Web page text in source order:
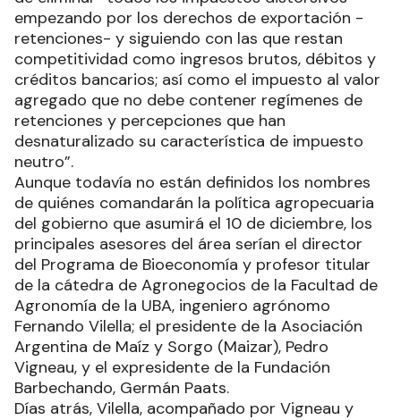
empezando por los derechos de exportación -
retenciones- y siguiendo con las que restan
competitividad como ingresos brutos, débitos y
créditos bancarios; así como el impuesto al valor
agregado que no debe contener regímenes de
retenciones y percepciones que han
desnaturalizado su característica de impuesto
neutro”.
Aunque todavía no están definidos los nombres
de quiénes comandarán la política agropecuaria
del gobierno que asumirá el 10 de diciembre, los
principales asesores del área serían el director
del Programa de Bioeconomía y profesor titular
de la cátedra de Agronegocios de la Facultad de
Agronomía de la UBA, ingeniero agrónomo
Fernando Vilella; el presidente de la Asociación
Argentina de Maíz y Sorgo (Maizar), Pedro
Vigneau, y el expresidente de la Fundación
Barbechando, Germán Paats.
Días atrás, Vilella, acompañado por Vigneau y